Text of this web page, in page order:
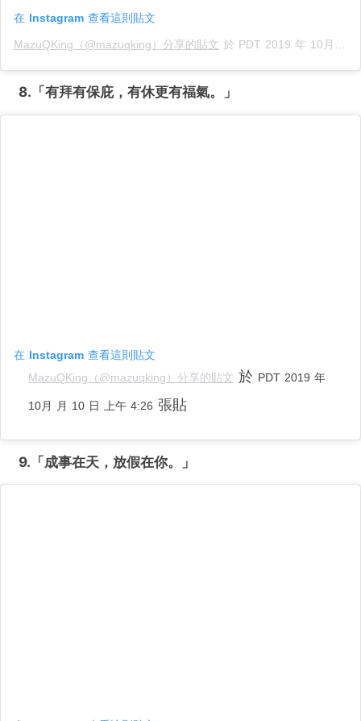
在 Instagram 查看這則貼文
MazuQKing（@mazuqking）分享的貼文 於 PDT 2019 年 10月 月 14 日 下午 4:44
8.「有拜有保庇，有休更有福氣。 」
在 Instagram 查看這則貼文
MazuQKing（@mazuqking）分享的貼文 於 PDT 2019 年
10月 月 10 日 上午 4:26 張貼
9.「成事在天，放假在你。 」